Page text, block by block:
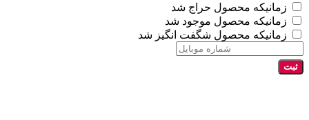
زمانیکه محصول حراج شد
زمانیکه محصول موجود شد
زمانیکه محصول شگفت انگیز شد
ثبت